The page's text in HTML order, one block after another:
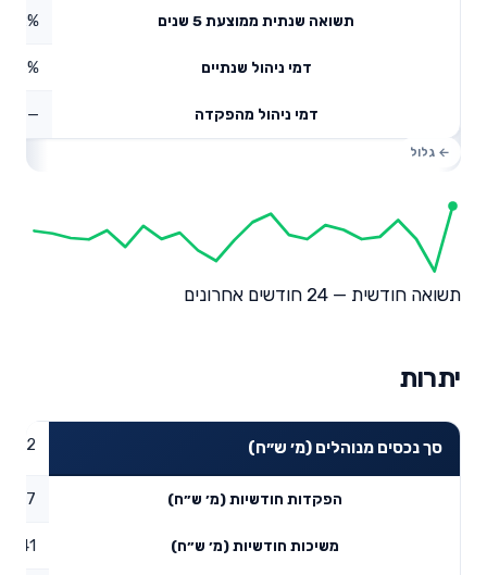
תשואה שנתית ממוצעת 5 שנים
דמי ניהול שנתיים
דמי ניהול מהפקדה —
תשואה חודשית — 24 חודשים אחרונים
יתרות
סך נכסים מנוהלים (מ׳ ש״ח)
הפקדות חודשיות (מ׳ ש״ח)
משיכות חודשיות (מ׳ ש״ח) 11.41